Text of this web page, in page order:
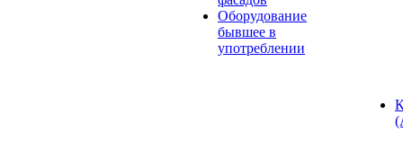
Оборудование
бывшее в
употреблении